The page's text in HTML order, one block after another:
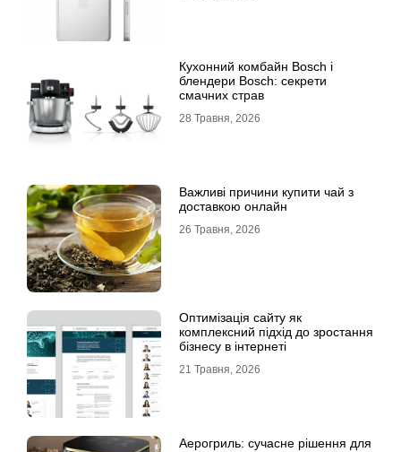
Кухонний комбайн Bosch і
блендери Bosch: секрети
смачних страв
28 Травня, 2026
Важливі причини купити чай з
доставкою онлайн
26 Травня, 2026
Оптимізація сайту як
комплексний підхід до зростання
бізнесу в інтернеті
21 Травня, 2026
Аерогриль: сучасне рішення для